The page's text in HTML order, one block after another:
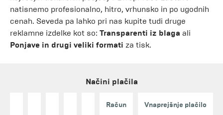
natisnemo profesionalno, hitro, vrhunsko in po ugodnih
cenah. Seveda pa lahko pri nas kupite tudi druge
reklamne izdelke kot so: Transparenti iz blaga ali
Ponjave in drugi veliki formati za tisk.
Načini plačila
Račun Vnaprejšnje plačilo